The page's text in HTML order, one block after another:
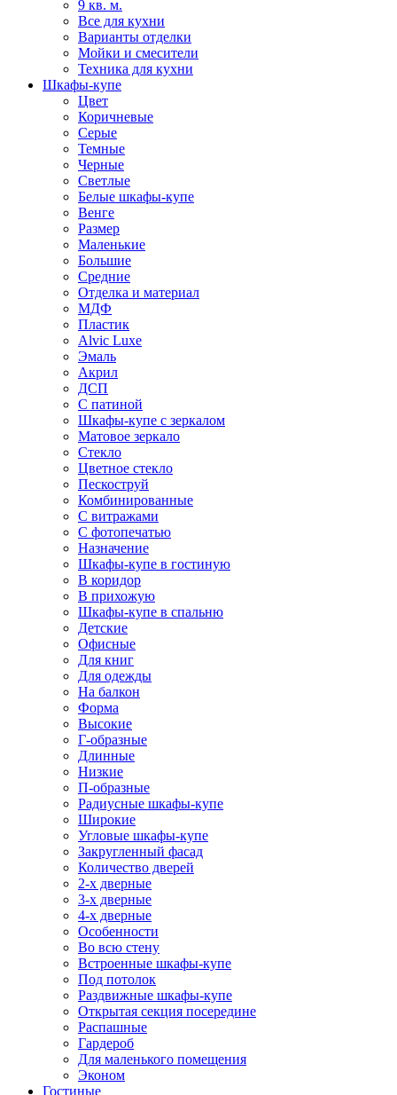
9 кв. м.
Все для кухни
Варианты отделки
Мойки и смесители
Техника для кухни
Шкафы-купе
Цвет
Коричневые
Серые
Темные
Черные
Светлые
Белые шкафы-купе
Венге
Размер
Маленькие
Большие
Средние
Отделка и материал
МДФ
Пластик
Alvic Luxe
Эмаль
Акрил
ДСП
С патиной
Шкафы-купе с зеркалом
Матовое зеркало
Стекло
Цветное стекло
Пескоструй
Комбинированные
С витражами
С фотопечатью
Назначение
Шкафы-купе в гостиную
В коридор
В прихожую
Шкафы-купе в спальню
Детские
Офисные
Для книг
Для одежды
На балкон
Форма
Высокие
Г-образные
Длинные
Низкие
П-образные
Радиусные шкафы-купе
Широкие
Угловые шкафы-купе
Закругленный фасад
Количество дверей
2-х дверные
3-х дверные
4-х дверные
Особенности
Во всю стену
Встроенные шкафы-купе
Под потолок
Раздвижные шкафы-купе
Открытая секция посередине
Распашные
Гардероб
Для маленького помещения
Эконом
Гостиные